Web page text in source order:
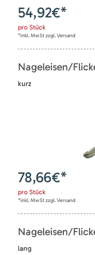
54,92€*
pro Stück
*inkl. MwSt zzgl. Versand
Nageleisen/
kurz
78,66€*
pro Stück
*inkl. MwSt zzgl. Versand
Nageleisen/
lang